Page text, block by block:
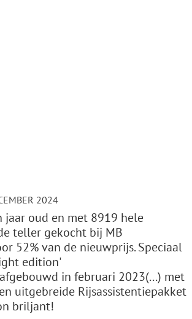
2024
jaar oud en met 8919 hele
teller gekocht bij MB
52% van de nieuwprijs. Speciaal
edition'
in februari 2023(...) met
uitgebreide Rijsassistentiepakket
briljant!